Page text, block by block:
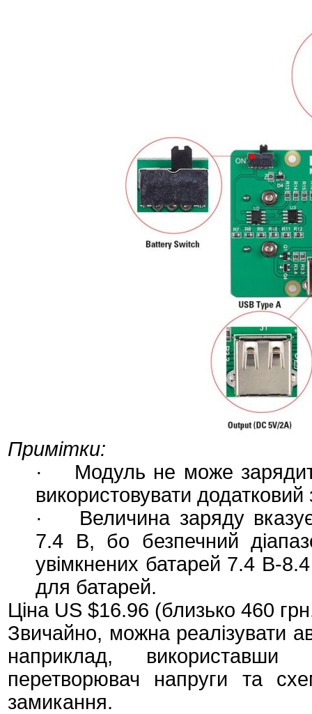
Примітки:
· Модуль не може
використовувати
· Величина заряду
7.4 В, бо безпечний
увімкнених батарей 7.4 В-
для батарей.
Ціна US $16.96 (близько 460
Звичайно, можна реалізувати
наприклад,
перетворювач напруги та
замикання.